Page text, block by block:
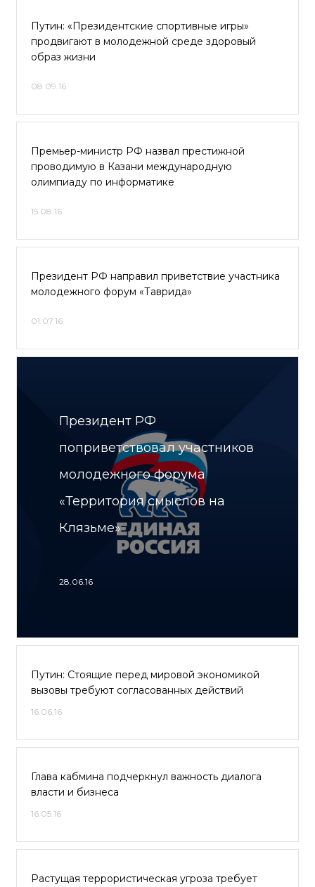
Путин: «Президентские спортивные игры»
продвигают в молодежной среде здоровый
образ жизни
08.09.16
Премьер-министр РФ назвал престижной
проводимую в Казани международную
олимпиаду по информатике
15.08.16
Президент РФ направил приветствие участника
молодежного форум «Таврида»
01.07.16
Президент РФ
поприветствовал участников
молодежного форума
«Территория смыслов на
Клязьме»
28.06.16
Путин: Стоящие перед мировой экономикой
вызовы требуют согласованных действий
16.06.16
Глава кабмина подчеркнул важность диалога
власти и бизнеса
16.05.16
Растущая террористическая угроза требует